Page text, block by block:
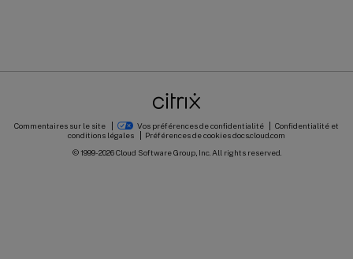
Commentaires sur le site Vos préférences de confidentialité
Confidentialité et
conditions légales
Préférences de cookiesdocs.cloud.com
© 1999-2026Cloud Software Group, Inc. All rights reserved.